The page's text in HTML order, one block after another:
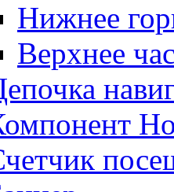
Нижнее
Верхнее